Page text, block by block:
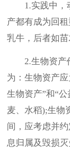
1.实践中，动
产都有成为回
乳牛，后者如苗
2.生物资产作
为：生物资产
生物资产”和“
麦、水稻);生物
间，应考虑并
息归属及毁损灭